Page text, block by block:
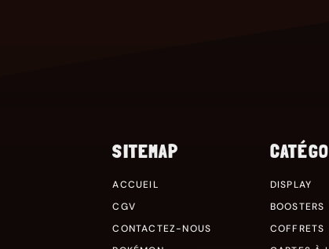
SITEMAP
ACCUEIL
CGV
CONTACTEZ-NOUS
DISPLAY
BOOSTERS
COFFRETS